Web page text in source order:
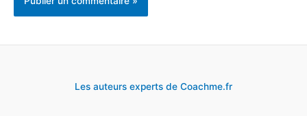
Les auteurs experts de Coachme.fr